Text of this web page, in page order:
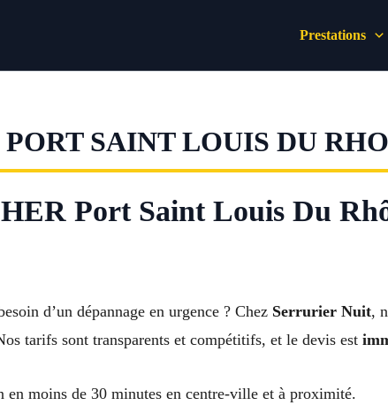
Prestations
SAINT LOUIS DU
Port Saint Louis Du
d’un dépannage en urgence ? Chez Serrurier Nuit,
tarifs sont transparents et compétitifs, et le devis est
moins de 30 minutes en centre-ville et à proximité.